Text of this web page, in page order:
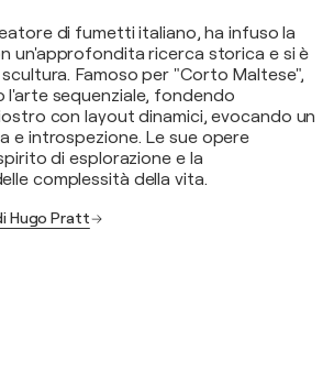
di fumetti italiano, ha infuso la
un'approfondita ricerca storica e si è
Famoso per "Corto Maltese",
sequenziale, fondendo
con layout dinamici, evocando un
e introspezione. Le sue opere
di esplorazione e la
complessità della vita.
Hugo Pratt